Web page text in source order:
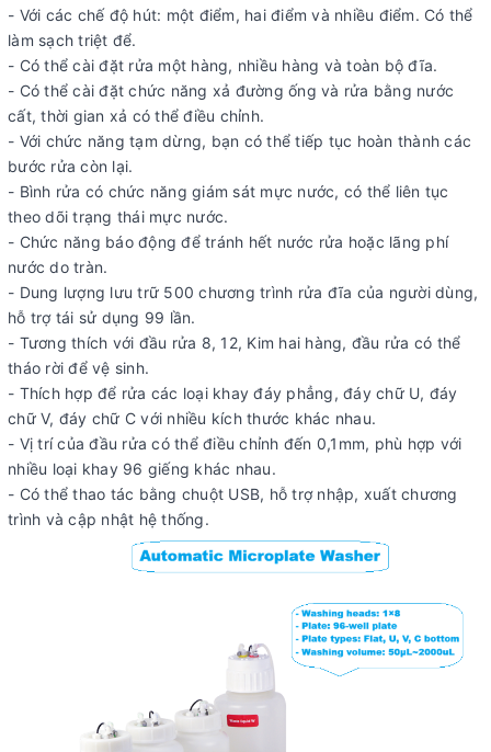
- Với các chế độ hút: một điểm, hai điểm và nhiều điểm. Có thể
làm sạch triệt để.
- Có thể cài đặt rửa một hàng, nhiều hàng và toàn bộ đĩa.
- Có thể cài đặt chức năng xả đường ống và rửa bằng nước
cất, thời gian xả có thể điều chỉnh.
- Với chức năng tạm dừng, bạn có thể tiếp tục hoàn thành các
bước rửa còn lại.
- Bình rửa có chức năng giám sát mực nước, có thể liên tục
theo dõi trạng thái mực nước.
- Chức năng báo động để tránh hết nước rửa hoặc lãng phí
nước do tràn.
- Dung lượng lưu trữ 500 chương trình rửa đĩa của người dùng,
hỗ trợ tái sử dụng 99 lần.
- Tương thích với đầu rửa 8, 12, Kim hai hàng, đầu rửa có thể
tháo rời để vệ sinh.
- Thích hợp để rửa các loại khay đáy phẳng, đáy chữ U, đáy
chữ V, đáy chữ C với nhiều kích thước khác nhau.
- Vị trí của đầu rửa có thể điều chỉnh đến 0,1mm, phù hợp với
nhiều loại khay 96 giếng khác nhau.
- Có thể thao tác bằng chuột USB, hỗ trợ nhập, xuất chương
trình và cập nhật hệ thống.